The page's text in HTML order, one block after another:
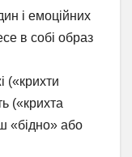
і емоційних
в собі образ
(«крихти
(«крихта
«бідно» або